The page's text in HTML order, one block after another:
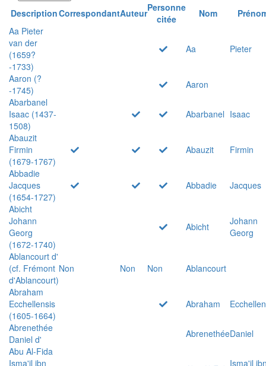
DescriptionCorrespondantAuteurPersonne
citée
Nom
Aa Pieter
van der
(1659?
-1733)
Aa Pieter
Aaron (?
-1745)
Aaron
Abarbanel
Isaac (1437-
1508)
Abarbanel Isaac
Abauzit
Firmin
(1679-1767)
Abauzit
Firmin
Abbadie
Jacques
(1654-1727)
Abbadie
Jacques
Abicht
Johann
Georg
(1672-1740)
Abicht
Johann
Georg
Ablancourt d'
(cf. Frémont
d'Ablancourt)
Non Non Non
Ablancourt
Abraham
Ecchellensis
(1605-1664)
Abraham
Abrenethée
Daniel d'
AbrenethéeDaniel
Abu Al-Fida
Isma'il ibn
Isma'il